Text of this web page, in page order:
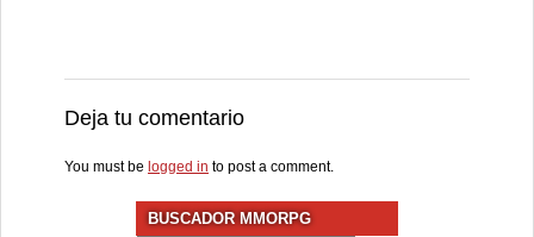
Deja tu comentario
You must be logged in to post a comment.
BUSCADOR MMORPG